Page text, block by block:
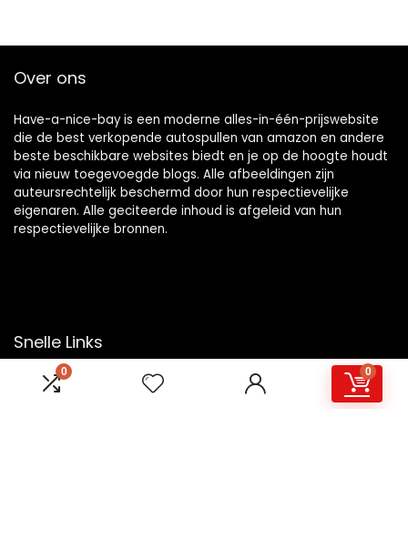
0 0
Over ons
Have-a-nice-bay is een moderne alles-in-één-prijswebsite
die de best verkopende autospullen van amazon en andere
beste beschikbare websites biedt en je op de hoogte houdt
via nieuw toegevoegde blogs. Alle afbeeldingen zijn
auteursrechtelijk beschermd door hun respectievelijke
eigenaren. Alle geciteerde inhoud is afgeleid van hun
respectievelijke bronnen.
Snelle Links
Home